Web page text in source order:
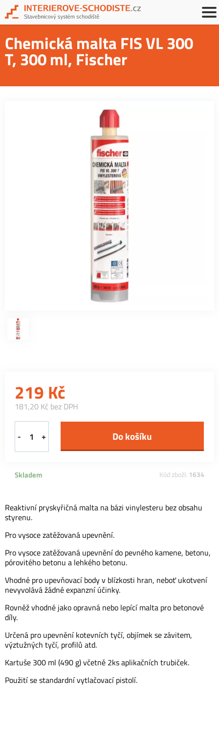
Chemická malta FIS VL 300
T, 300 ml, Fischer
219 Kč
181,20 Kč bez DPH
- +
Skladem Kód zboží: 1634
Reaktivní pryskyřičná malta na bázi vinylesteru bez obsahu
styrenu.
Pro vysoce zatěžovaná upevnění.
Pro vysoce zatěžovaná upevnění do pevného kamene, betonu,
pórovitého betonu a lehkého betonu.
Vhodné pro upevňovací body v blízkosti hran, neboť ukotvení
nevyvolává žádné expanzní účinky.
Rovněž vhodné jako opravná nebo lepící malta pro betonové
díly.
Určená pro upevnění kotevních tyčí, objímek se závitem,
výztužných tyčí, profilů atd.
Kartuše 300 ml (490 g) včetně 2ks aplikačních trubiček.
Použití se standardní vytlačovací pistolí.